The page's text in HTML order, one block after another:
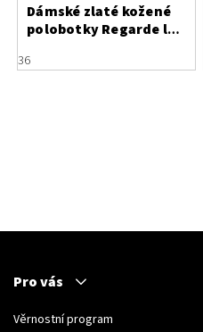
Dámské zlaté kožené
polobotky Regarde le
36
Pro vás
Věrnostní program